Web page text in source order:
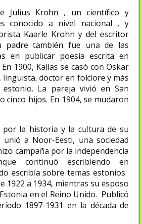
Julius Krohn , un científico y
conocido a nivel nacional , y
Kaarle Krohn y del escritor
padre también fue una de las
en publicar poesía escrita en
1900, Kallas se casó con Oskar
lingüista, doctor en folclore y más
estonio. La pareja vivió en San
cinco hijos. En 1904, se mudaron
por la historia y la cultura de su
a Noor-Eesti, una sociedad
campaña por la independencia
continuó escribiendo en
escribía sobre temas estonios.
1922 a 1934, mientras su esposo
en el Reino Unido. Publicó
1897-1931 en la década de